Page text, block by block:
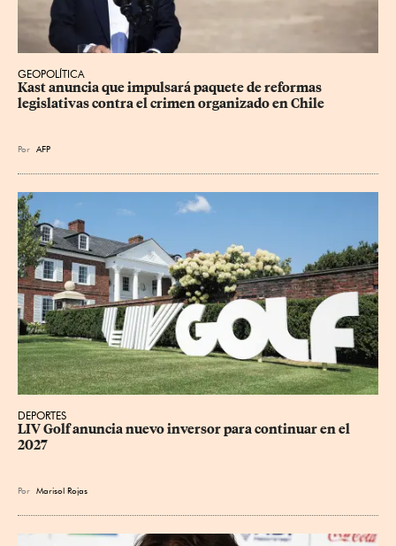
GEOPOLÍTICA
Kast anuncia que impulsará paquete de reformas
legislativas contra el crimen organizado en Chile
Por AFP
DEPORTES
LIV Golf anuncia nuevo inversor para continuar en el
2027
Por Marisol Rojas